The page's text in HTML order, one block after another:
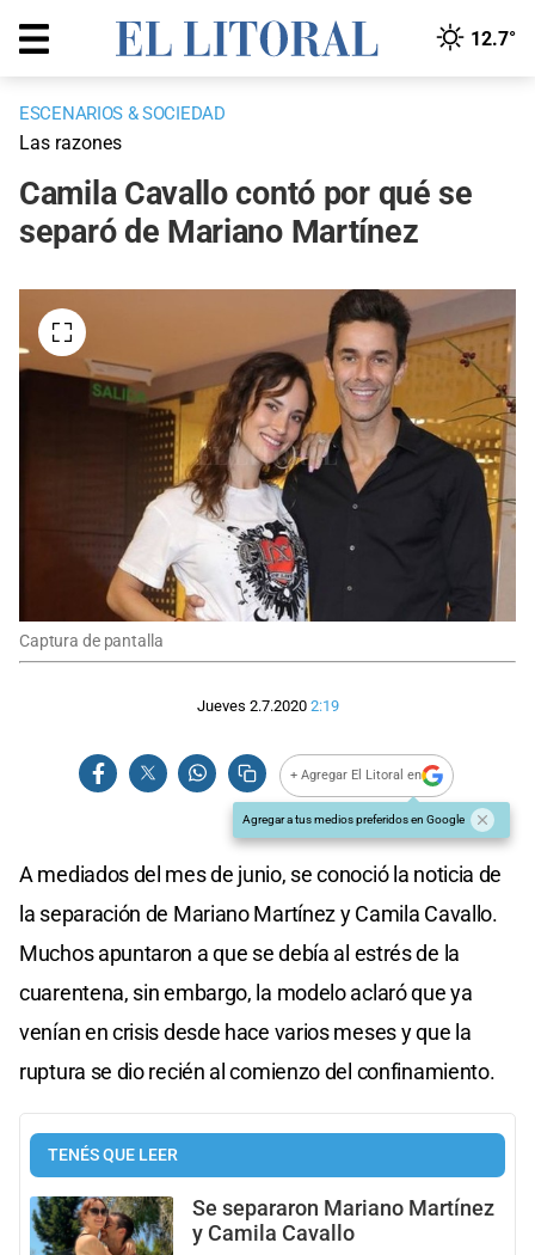
12.7°
ESCENARIOS & SOCIEDAD
Las razones
Camila Cavallo contó por qué se
separó de Mariano Martínez
Captura de pantalla
Jueves 2.7.2020 2:19
+ Agregar El Litoral en
Agregar a tus medios preferidos en Google
A mediados del mes de junio, se conoció la noticia de
la separación de Mariano Martínez y Camila Cavallo.
Muchos apuntaron a que se debía al estrés de la
cuarentena, sin embargo, la modelo aclaró que ya
venían en crisis desde hace varios meses y que la
ruptura se dio recién al comienzo del confinamiento.
TENÉS QUE LEER
Se separaron Mariano Martínez
y Camila Cavallo